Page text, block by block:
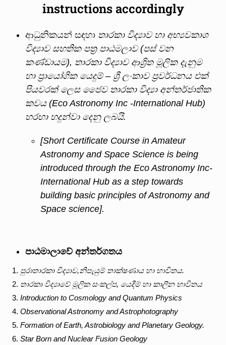
instructions accordingly
ආධුනිකයන් සඳහා තාරකා විද්‍යාව හා අභ්‍යවකාශ
විද්‍යාව සහතික පත්‍ර පාඨමලාව (පස් වන
කණ්ඩායම), තාරකා විද්‍යාව ආශ්‍රිත මූලික දැනුම
හා ප්‍රායෝගික යෙදුම් – ශ්‍රී ලංකාව ප්‍රවර්ධනය එක්
පියවරක් ලෙස ජෛව තාරකා විද්‍යා අන්තර්ජාතික
කවය (Eco Astronomy Inc -International Hub)
හරහා හදුන්වා දෙනු ලබයි.
[Short Certificate Course in Amateur
Astronomy and Space Science is being
introduced through the Eco Astronomy Inc-
International Hub as a step towards
building basic principles of Astronomy and
Space science].
පාඨමාලාවේ අන්තර්ගතය
පුරාතාරකා විද්‍යාව,නිපැයුම් තාක්ෂණාය හා භාවිතය.
තාරකා විද්‍යාවේ මූලික සංකල්ප, යෙදීම් හා කාලීන භාවිතය
Introduction to Cosmology and Quantum Physics
Observational Astronomy and Astrophotography
Formation of Earth, Astrobiology and Planetary Geology.
Star Born and Nuclear Fusion Geology